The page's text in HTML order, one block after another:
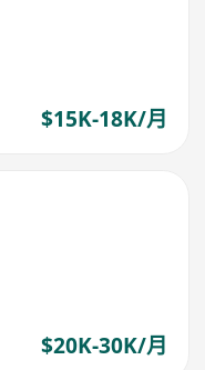
$15K-18K/月
$20K-30K/月